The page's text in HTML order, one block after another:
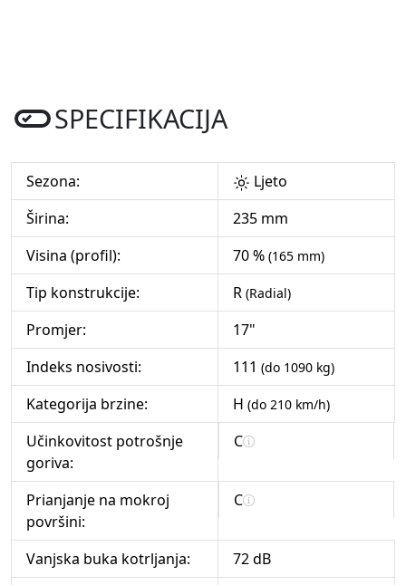
SPECIFIKACIJA
Sezona:
Ljeto
Širina:
235 mm
Visina (profil):
70 % (165 mm)
Tip konstrukcije: R (Radial)
Promjer:
17"
Indeks nosivosti:
111 (do 1090 kg)
Kategorija brzine: H (do 210 km/h)
Učinkovitost potrošnje
goriva:
C
Prianjanje na mokroj
površini:
C
Vanjska buka kotrljanja:
72 dB